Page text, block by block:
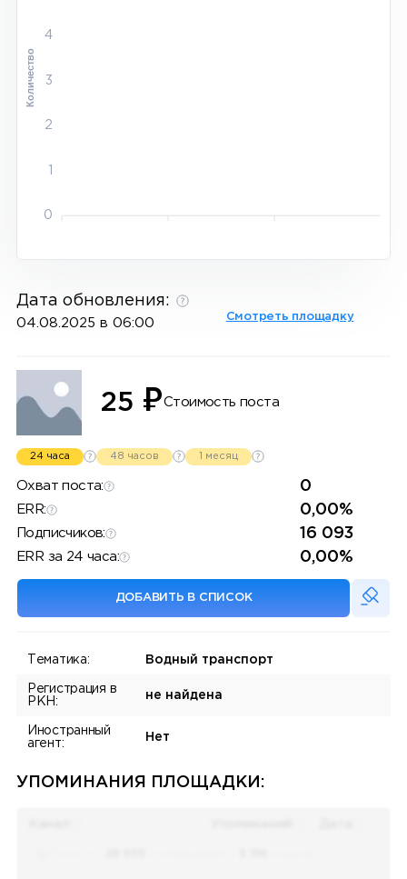
4
3
2
1
0
Количество
Дата обновления:
04.08.2025 в 06:00 Смотреть площадку
25 ₽Стоимость поста
24 часа 48 часов 1 месяц
Охват поста: 0
ERR: 0,00%
Подписчиков: 16 093
ERR за 24 часа: 0,00%
ДОБАВИТЬ В СПИСОК
Тематика: Водный транспорт
Регистрация в
РКН:
не найдена
Иностранный
агент:
Нет
УПОМИНАНИЯ ПЛОЩАДКИ: